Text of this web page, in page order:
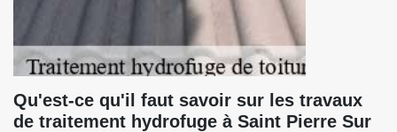
Qu'est-ce qu'il faut savoir sur les travaux
de traitement hydrofuge à Saint Pierre Sur